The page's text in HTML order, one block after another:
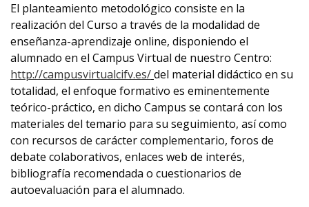
El planteamiento metodológico consiste en la
realización del Curso a través de la modalidad de
enseñanza-aprendizaje online, disponiendo el
alumnado en el Campus Virtual de nuestro Centro:
http://campusvirtualcifv.es/del material didáctico en su
totalidad, el enfoque formativo es eminentemente
teórico-práctico, en dicho Campus se contará con los
materiales del temario para su seguimiento, así como
con recursos de carácter complementario, foros de
debate colaborativos, enlaces web de interés,
bibliografía recomendada o cuestionarios de
autoevaluación para el alumnado.